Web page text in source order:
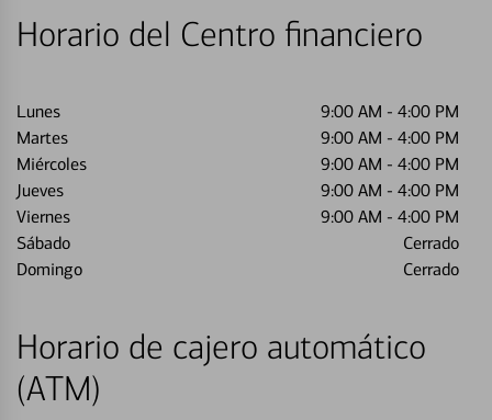
Horario del Centro financiero
Lunes 9:00 AM - 4:00 PM
Martes
9:00 AM - 4:00 PM
Miércoles
9:00 AM - 4:00 PM
Jueves
9:00 AM - 4:00 PM
Viernes
9:00 AM - 4:00 PM
Sábado
Cerrado
Domingo
Cerrado
Horario de cajero automático
(ATM)